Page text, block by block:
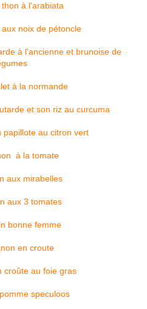
à l'arabiata
noix de pétoncle
à l'ancienne et brunoise de
à la normande
et son riz au curcuma
papillote au citron vert
à la tomate
aux mirabelles
aux 3 tomates
bonne femme
en croute
croûte au foie gras
speculoos